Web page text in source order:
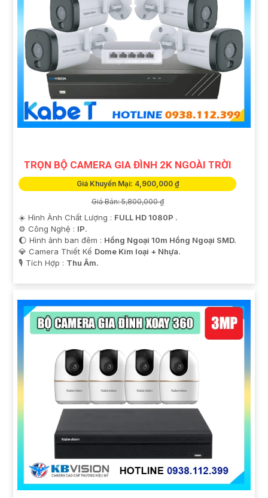
TRỌN BỘ CAMERA GIA ĐÌNH 2K NGOÀI TRỜI
Giá Khuyến Mại: 4,900,000 ₫
Giá Bán: 5,800,000 ₫
☀️ Hình Ành Chất Lượng : FULL HD 1080P .
⚙ Công Nghệ : IP.
🌔 Hình ảnh ban đêm : Hồng Ngoại 10m Hồng Ngoại SMD.
💎 Camera Thiết Kế Dome Kim loại + Nhựa.
️🎙 Tích Hợp : Thu Âm.